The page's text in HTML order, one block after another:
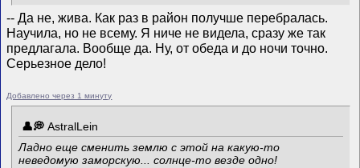
-- Да не, жива. Как раз в район получше перебралась.
Научила, но не всему. Я ниче не видела, сразу же так
предлагала. Вообще да. Ну, от обеда и до ночи точно.
Серьезное дело!
Добавлено через 1 минуту
AstralLein
Ладно еще сменить землю с этой на какую-то
неведомую заморскую... солнце-то везде одно!